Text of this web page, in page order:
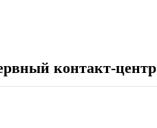
контакт-центр